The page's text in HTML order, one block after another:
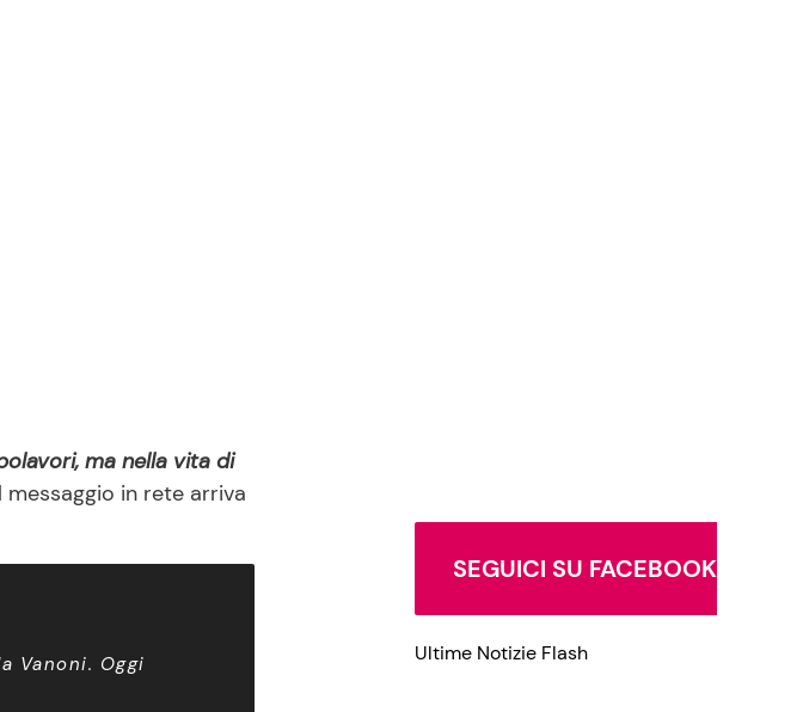
ma nella vita di
messaggio in rete arriva
Vanoni. Oggi
SEGUICI SU FACEBOOK
Ultime Notizie Flash